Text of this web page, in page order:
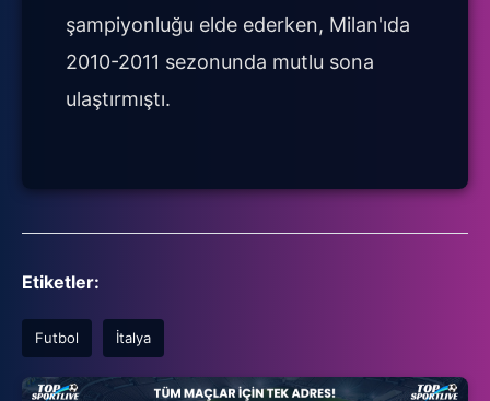
şampiyonluğu elde ederken, Milan'ıda
2010-2011 sezonunda mutlu sona
ulaştırmıştı.
Etiketler:
Futbol İtalya